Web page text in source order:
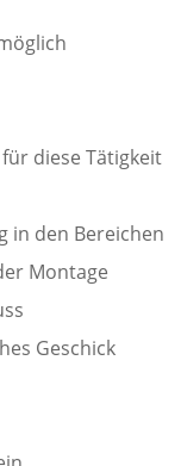
diese Tätigkeit
in den Bereichen
Montage
Geschick